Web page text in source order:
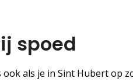
spoed
als je in Sint Hubert op